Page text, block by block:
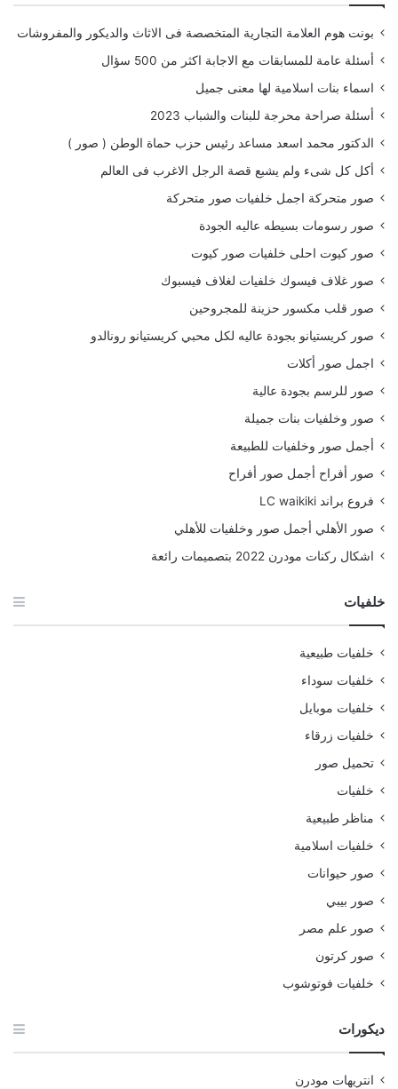
بونت هوم العلامة التجارية المتخصصة فى الاثاث والديكور والمفروشات
أسئلة عامة للمسابقات مع الاجابة اكثر من 500 سؤال
اسماء بنات اسلامية لها معنى جميل
أسئلة صراحة محرجة للبنات والشباب 2023
الدكتور محمد اسعد مساعد رئيس حزب حماة الوطن ( صور )
أكل كل شىء ولم يشبع قصة الرجل الاغرب فى العالم
صور متحركة اجمل خلفيات صور متحركة
صور رسومات بسيطه عاليه الجودة
صور كيوت احلى خلفيات صور كيوت
صور غلاف فيسوك خلفيات لغلاف فيسبوك
صور قلب مكسور حزينة للمجروحين
صور كريستيانو بجودة عاليه لكل محبي كريستيانو رونالدو
اجمل صور أكلات
صور للرسم بجودة عالية
صور وخلفيات بنات جميلة
أجمل صور وخلفيات للطبيعة
صور أفراح أجمل صور أفراح
فروع براند LC waikiki
صور الأهلي أجمل صور وخلفيات للأهلي
اشكال ركنات مودرن 2022 بتصميمات رائعة
خلفيات
خلفيات طبيعية
خلفيات سوداء
خلفيات موبايل
خلفيات زرقاء
تحميل صور
خلفيات
مناظر طبيعية
خلفيات اسلامية
صور حيوانات
صور بيبي
صور علم مصر
صور كرتون
خلفيات فوتوشوب
ديكورات
انتريهات مودرن